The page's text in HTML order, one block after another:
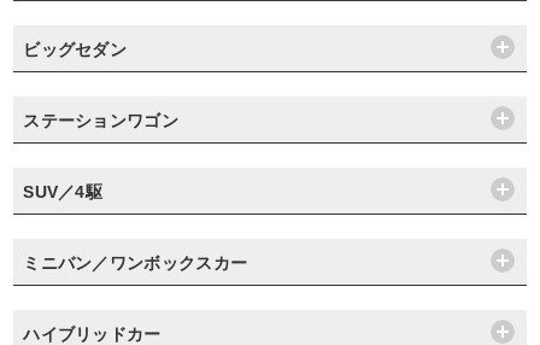
ビッグセダン
ステーションワゴン
SUV／4駆
ミニバン／ワンボックスカー
ハイブリッドカー